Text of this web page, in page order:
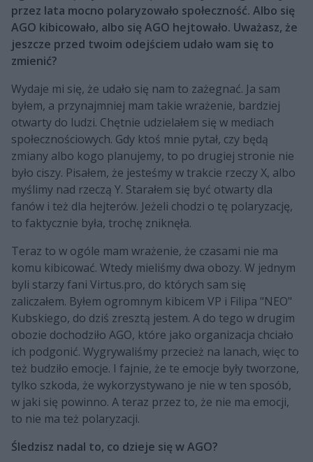
przez lata mocno polaryzowało społeczność. Albo się
AGO kibicowało, albo się AGO hejtowało. Uważasz, że
jeszcze przed twoim odejściem udało wam się to
zmienić?
Wydaje mi się, że udało się nam to zażegnać. Ja sam
byłem, a przynajmniej mam takie wrażenie, bardziej
otwarty do ludzi. Chętnie udzielałem się w mediach
społecznościowych. Gdy ktoś mnie pytał, czy będą
zmiany albo kogo planujemy, to po drugiej stronie nie
było ciszy. Pisałem, że jesteśmy w trakcie rzeczy X, albo
myślimy nad rzeczą Y. Starałem się być otwarty dla
fanów i też dla hejterów. Jeżeli chodzi o tę polaryzację,
to faktycznie była, trochę zniknęła.
Teraz to w ogóle mam wrażenie, że czasami nie ma
komu kibicować. Wtedy mieliśmy dwa obozy. W jednym
byli starzy fani Virtus.pro, do których sam się
zaliczałem. Byłem ogromnym kibicem VP i Filipa "NEO"
Kubskiego, do dziś zresztą jestem. A do tego w drugim
obozie dochodziło AGO, które jako organizacja chciało
ich podgonić. Wygrywaliśmy przecież na lanach, więc to
też budziło emocje. I fajnie, że te emocje były tworzone,
tylko szkoda, że wykorzystywano je nie w ten sposób,
w jaki się powinno. A teraz przez to, że nie ma emocji,
to nie ma też polaryzacji.
Śledzisz nadal to, co dzieje się w AGO?